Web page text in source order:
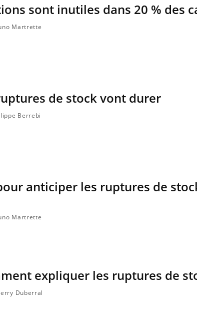
sont inutiles dans 20 % des
Martrette
de stock vont durer
Berrebi
anticiper les ruptures de
Martrette
expliquer les ruptures de
Duberral